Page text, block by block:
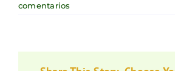
comentarios